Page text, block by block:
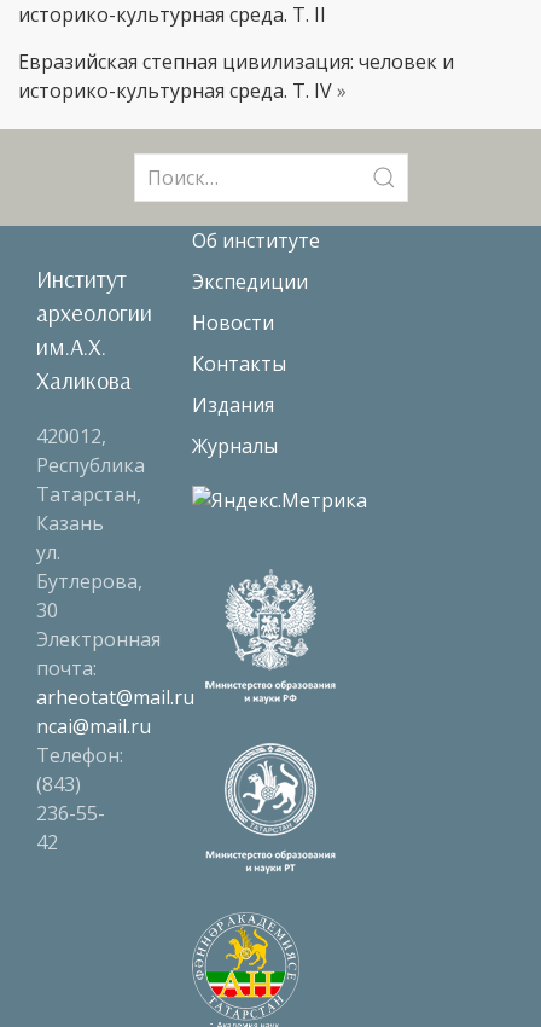
историко-культурная среда. T. II
Евразийская степная цивилизация: человек и
историко-культурная среда. T. IV»
Институт
археологии
им.А.Х.
Халикова
420012,
Республика
Татарстан,
Казань
ул.
Бутлерова,
30
Электронная
почта:
arheotat@mail.ru
ncai@mail.ru
Телефон:
(843)
236-55-
42
Об институте
Экспедиции
Новости
Контакты
Издания
Журналы